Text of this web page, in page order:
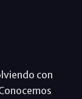
con